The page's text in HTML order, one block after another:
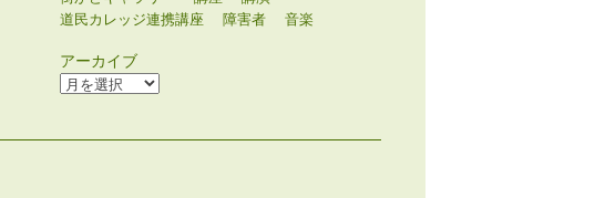
道民カレッジ連携講座
障害者 音楽
アーカイブ
ア